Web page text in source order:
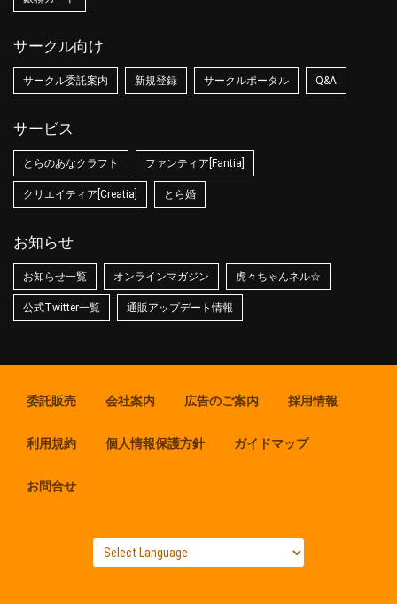
サークル向け
サークル委託案内 新規登録 サークルポータル Q&A
サービス
とらのあなクラフト ファンティア[Fantia]
クリエイティア[Creatia] とら婚
お知らせ
お知らせ一覧 オンラインマガジン 虎々ちゃんネル☆
公式Twitter一覧 通販アップデート情報
委託販売 会社案内 広告のご案内 採用情報
利用規約 個人情報保護方針 ガイドマップ
お問合せ